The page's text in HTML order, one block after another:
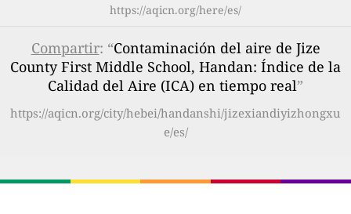
https://aqicn.org/here/es/
Compartir: “Contaminación del aire de Jize
County First Middle School, Handan: Índice de la
Calidad del Aire (ICA) en tiempo real”
https://aqicn.org/city/hebei/handanshi/jizexiandiyizhongxu
e/es/